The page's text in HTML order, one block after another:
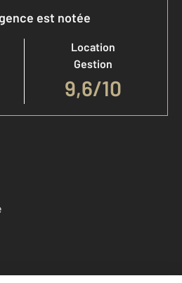
est notée
Location
Gestion
9,6/10